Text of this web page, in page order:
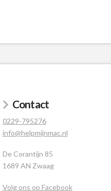
Contact
0229-795276
info@helpmijnmac.nl
De Corantijn 85
1689 AN Zwaag
Volg ons op Facebook